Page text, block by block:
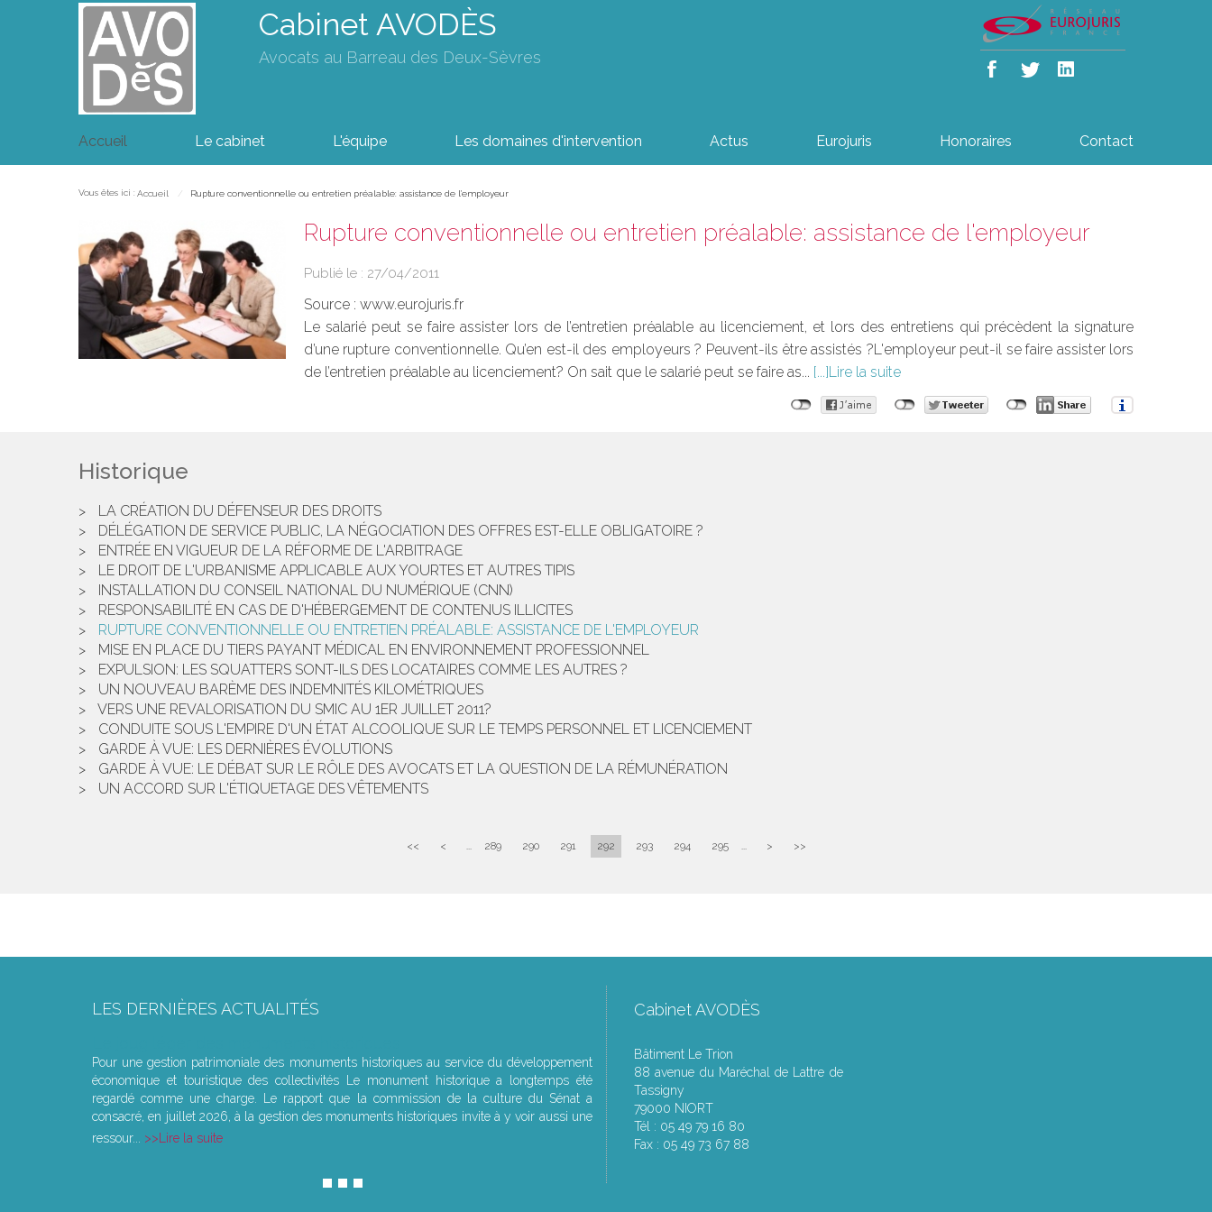
Cabinet AVODÈS
Avocats au Barreau des Deux-Sèvres
Accueil Le cabinet L'équipe Les domaines d'intervention Actus Eurojuris Honoraires Contact
Vous êtes ici : Accueil Rupture conventionnelle ou entretien préalable: assistance de l'employeur
Rupture conventionnelle ou entretien préalable: assistance de l'employeur
Publié le : 27/04/2011
Source : www.eurojuris.fr
Le salarié peut se faire assister lors de l’entretien préalable au licenciement, et lors des entretiens qui précèdent la signature
d’une rupture conventionnelle. Qu’en est-il des employeurs ? Peuvent-ils être assistés ?L'employeur peut-il se faire assister lors
de l’entretien préalable au licenciement? On sait que le salarié peut se faire as...
Lire la suite
Historique
LA CRÉATION DU DÉFENSEUR DES DROITS
DÉLÉGATION DE SERVICE PUBLIC, LA NÉGOCIATION DES OFFRES EST-ELLE OBLIGATOIRE ?
ENTRÉE EN VIGUEUR DE LA RÉFORME DE L'ARBITRAGE
LE DROIT DE L'URBANISME APPLICABLE AUX YOURTES ET AUTRES TIPIS
INSTALLATION DU CONSEIL NATIONAL DU NUMÉRIQUE (CNN)
RESPONSABILITÉ EN CAS DE D'HÉBERGEMENT DE CONTENUS ILLICITES
RUPTURE CONVENTIONNELLE OU ENTRETIEN PRÉALABLE: ASSISTANCE DE L'EMPLOYEUR
MISE EN PLACE DU TIERS PAYANT MÉDICAL EN ENVIRONNEMENT PROFESSIONNEL
EXPULSION: LES SQUATTERS SONT-ILS DES LOCATAIRES COMME LES AUTRES ?
UN NOUVEAU BARÈME DES INDEMNITÉS KILOMÉTRIQUES
VERS UNE REVALORISATION DU SMIC AU 1ER JUILLET 2011?
CONDUITE SOUS L'EMPIRE D'UN ÉTAT ALCOOLIQUE SUR LE TEMPS PERSONNEL ET LICENCIEMENT
GARDE À VUE: LES DERNIÈRES ÉVOLUTIONS
GARDE À VUE: LE DÉBAT SUR LE RÔLE DES AVOCATS ET LA QUESTION DE LA RÉMUNÉRATION
UN ACCORD SUR L'ÉTIQUETAGE DES VÊTEMENTS
<< < ... 289 290 291 292 293 294 295 ... > >>
LES DERNIÈRES ACTUALITÉS
Pour une gestion patrimoniale des monuments historiques au service du développement
économique et touristique des collectivités Le monument historique a longtemps été
regardé comme une charge. Le rapport que la commission de la culture du Sénat a
consacré, en juillet 2026, à la gestion des monuments historiques invite à y voir aussi une
ressour...
Lire la suite
Cabinet AVODÈS
Bâtiment Le Trion
88 avenue du Maréchal de Lattre de
Tassigny
79000 NIORT
Tél : 05 49 79 16 80
Fax : 05 49 73 67 88